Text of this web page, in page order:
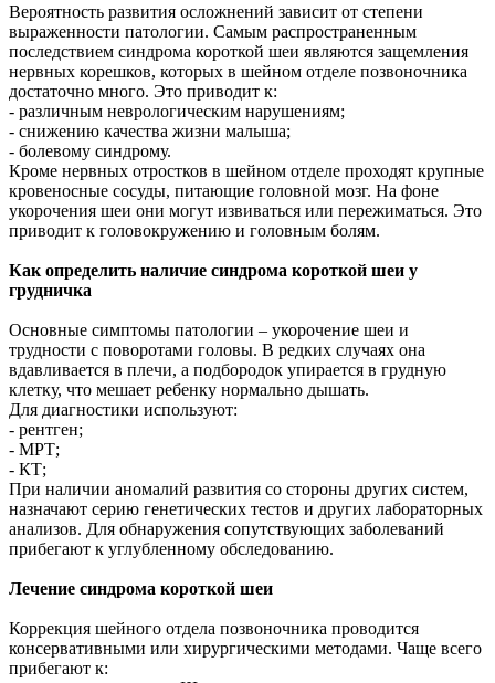
Вероятность развития осложнений зависит от степени
выраженности патологии. Самым распространенным
последствием синдрома короткой шеи являются защемления
нервных корешков, которых в шейном отделе позвоночника
достаточно много. Это приводит к:
- различным неврологическим нарушениям;
- снижению качества жизни малыша;
- болевому синдрому.
Кроме нервных отростков в шейном отделе проходят крупные
кровеносные сосуды, питающие головной мозг. На фоне
укорочения шеи они могут извиваться или пережиматься. Это
приводит к головокружению и головным болям.
Как определить наличие синдрома короткой шеи у
грудничка
Основные симптомы патологии – укорочение шеи и
трудности с поворотами головы. В редких случаях она
вдавливается в плечи, а подбородок упирается в грудную
клетку, что мешает ребенку нормально дышать.
Для диагностики используют:
- рентген;
- МРТ;
- КТ;
При наличии аномалий развития со стороны других систем,
назначают серию генетических тестов и других лабораторных
анализов. Для обнаружения сопутствующих заболеваний
прибегают к углубленному обследованию.
Лечение синдрома короткой шеи
Коррекция шейного отдела позвоночника проводится
консервативными или хирургическими методами. Чаще всего
прибегают к: